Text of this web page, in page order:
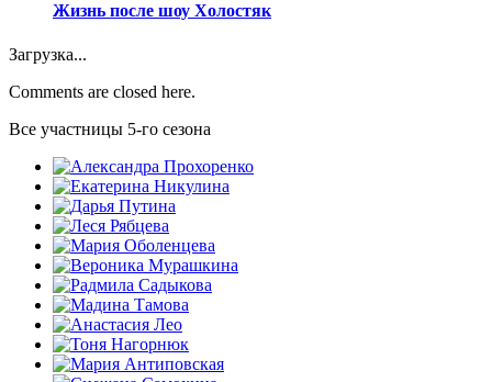
Жизнь после шоу Холостяк
Загрузка...
Comments are closed here.
Все участницы 5-го сезона